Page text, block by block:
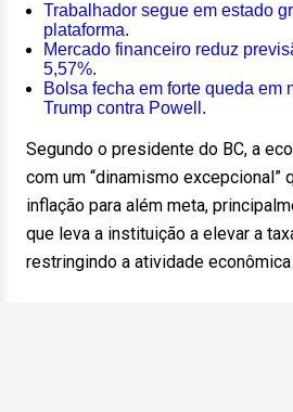
Trabalhador segue em estado
plataforma.
Mercado financeiro reduz
5,57%.
Bolsa fecha em forte queda em
Trump contra Powell.
Segundo o presidente do BC, a
com um “dinamismo excepcional”
inflação para além meta,
que leva a instituição a elevar a
restringindo a atividade